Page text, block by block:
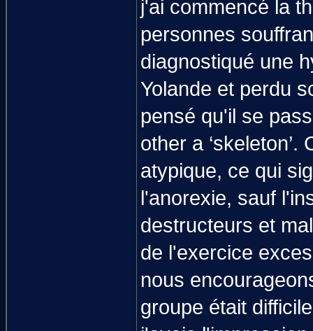
j'ai commencé la
personnes
diagnostiqué une
Yolande et perdu
pensé qu'il se
other a
atypique, ce qui
l'anorexie, sauf
destructeurs et
de l'exercice
nous
groupe était